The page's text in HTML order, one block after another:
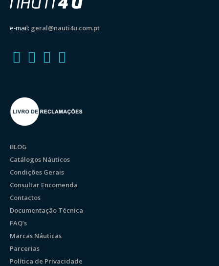
e-mail: geral@nauti4u.com.pt
BLOG
Catálogos Náuticos
Condições Gerais
Consultar Encomenda
Contactos
Documentação Técnica
FAQ’s
Marcas Náuticas
Parcerias
Política de Privacidade